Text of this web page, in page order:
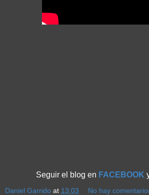
Seguir el blog en FACEBOOK
Daniel Garrido at 13:03 No hay